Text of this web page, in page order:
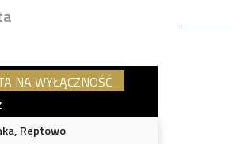
NA WYŁĄCZNOŚĆ
Reptowo